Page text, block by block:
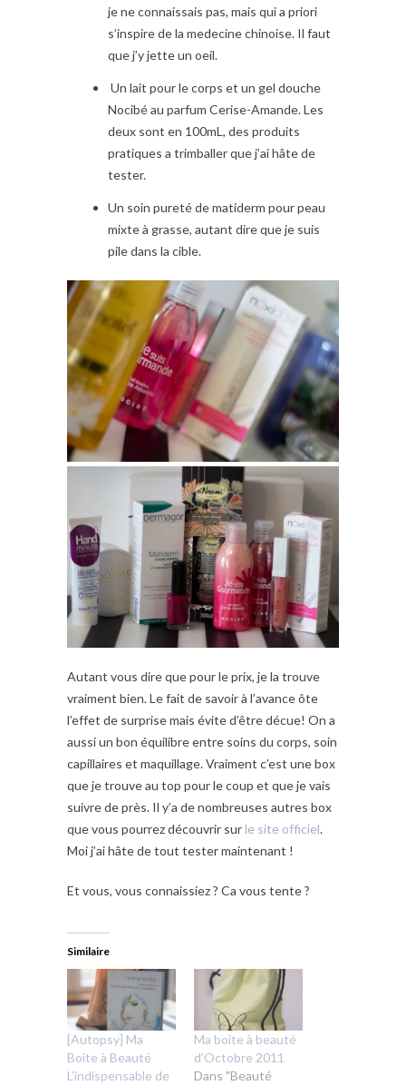
je ne connaissais pas, mais qui a priori
s’inspire de la medecine chinoise. Il faut
que j’y jette un oeil.
Un lait pour le corps et un gel douche
Nocibé au parfum Cerise-Amande. Les
deux sont en 100mL, des produits
pratiques a trimballer que j’ai hâte de
tester.
Un soin pureté de matiderm pour peau
mixte à grasse, autant dire que je suis
pile dans la cible.
Autant vous dire que pour le prix, je la trouve
vraiment bien. Le fait de savoir à l’avance ôte
l’effet de surprise mais évite d’être décue! On a
aussi un bon équilibre entre soins du corps, soin
capillaires et maquillage. Vraiment c’est une box
que je trouve au top pour le coup et que je vais
suivre de près. Il y’a de nombreuses autres box
que vous pourrez découvrir sur le site officiel.
Moi j’ai hâte de tout tester maintenant !
Et vous, vous connaissiez ? Ca vous tente ?
Similaire
[Autopsy] Ma
Boite à Beauté
L’indispensable de
Ma boite à beauté
d’Octobre 2011
Dans "Beauté